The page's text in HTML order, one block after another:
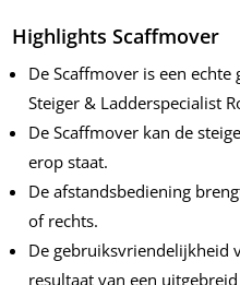
Highlights Scaffmover
De Scaffmover is een
Steiger & Ladderspecialist
De Scaffmover kan de
erop staat.
De afstandsbediening
of rechts.
De gebruiksvriendelijkheid
resultaat van een